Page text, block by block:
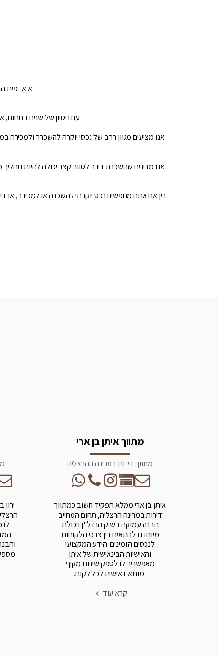
א.א. יפית
עם ניסיון של שנים
אנו מציעים מגוון רחב של נכסי יוקרה להשכרה ולמכירה
אנו מבינים שהשכרת דירה לטווח קצר יכולה להיות
בין אם אתם מחפשים נכס יוקרתי להשכרה או למכירה, או
מתווך איתן בן ארי
מתווך דירות במרינה ההרצליה
איתן בן ארי ממלא תפקיד חשוב כמתווך
דירות במרינה הרצליה, תחום המחייב
הבנה עמוקה בשוק הנדל"ן ויכולת
מיוחדת להתאים בין צרכי הלקוחות
לנכסים הזמינים. הידע המקצועי
והאישיות הבינאישית של איתן
מאפשרים לו לספק שירות מקיף
ומותאם אישית לכל לקוח.
קרא עוד